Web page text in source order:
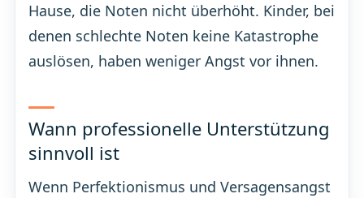
Hause, die Noten nicht überhöht. Kinder, bei
denen schlechte Noten keine Katastrophe
auslösen, haben weniger Angst vor ihnen.
Wann professionelle Unterstützung
sinnvoll ist
Wenn Perfektionismus und Versagensangst